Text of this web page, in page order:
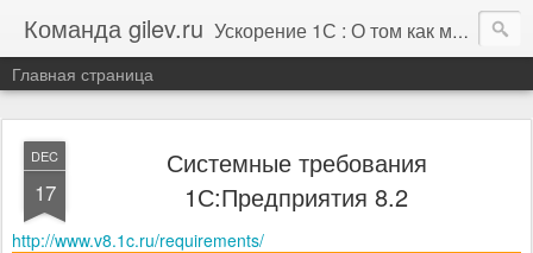
Команда gilev.ru Ускорение 1С : О том как мы это делаем. И не только про это.
Главная страница
DEC
17
Системные требования
1С:Предприятия 8.2
http://www.v8.1c.ru/requirements/